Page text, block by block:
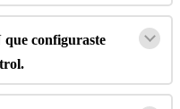
que configuraste
.